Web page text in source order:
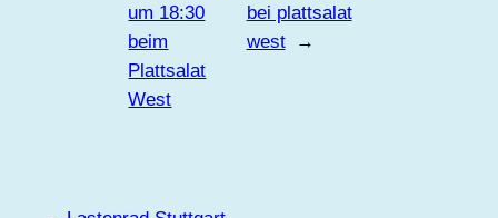
um 18:30
beim
Plattsalat
West
bei plattsalat
west
→